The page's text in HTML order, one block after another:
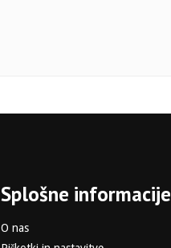
Splošne informacije
O nas